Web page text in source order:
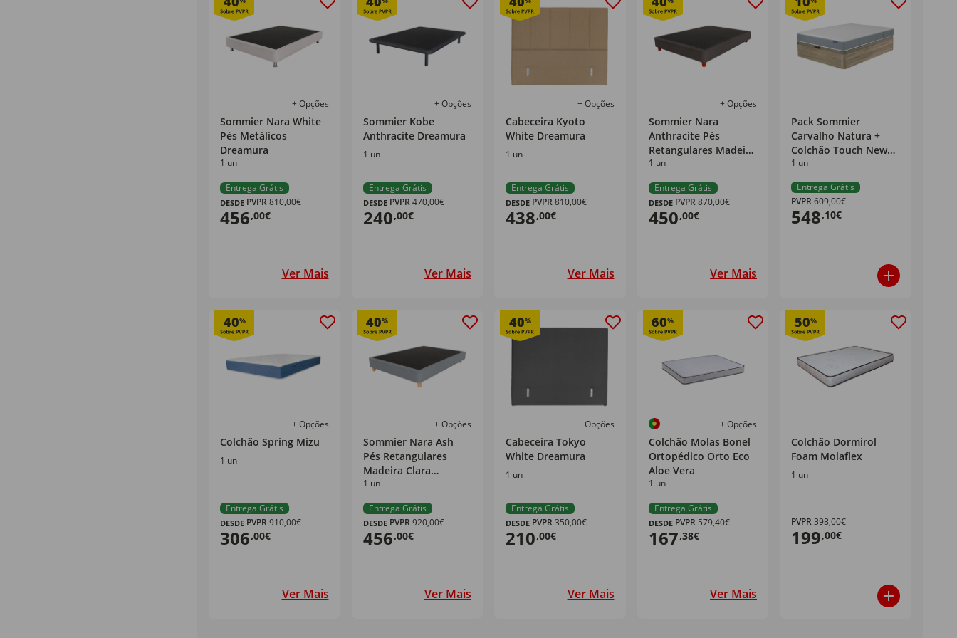
+ Opções
Sommier Nara White
Pés Metálicos
Dreamura
1 un
Entrega Grátis
DESDE PVPR810,00€
456,00€
Ver Mais
+ Opções
Sommier Kobe
Anthracite Dreamura
1 un
Entrega Grátis
DESDE PVPR470,00€
240,00€
Ver Mais
+ Opções
Cabeceira Kyoto
White Dreamura
1 un
Entrega Grátis
DESDE PVPR810,00€
438,00€
Ver Mais
+ Opções
Sommier Nara
Anthracite Pés
Retangulares Madeira
Verniz Dreamura
1 un
Entrega Grátis
DESDE PVPR870,00€
450,00€
Ver Mais
Pack Sommier
Carvalho Natura +
Colchão Touch New
33 Lusocolchão
1 un
Entrega Grátis
PVPR609,00€
548,10€
40%
+ Opções
Colchão Spring Mizu
1 un
Entrega Grátis
DESDE PVPR910,00€
306,00€
Ver Mais
40%
+ Opções
Sommier Nara Ash
Pés Retangulares
Madeira Clara
Dreamura
1 un
Entrega Grátis
DESDE PVPR920,00€
456,00€
Ver Mais
40%
+ Opções
Cabeceira Tokyo
White Dreamura
1 un
Entrega Grátis
DESDE PVPR350,00€
210,00€
Ver Mais
60%
+ Opções
Colchão Molas Bonel
Ortopédico Orto Eco
Aloe Vera
1 un
Entrega Grátis
DESDE PVPR579,40€
167,38€
Ver Mais
50%
Colchão Dormirol
Foam Molaflex
1 un
PVPR398,00€
199,00€